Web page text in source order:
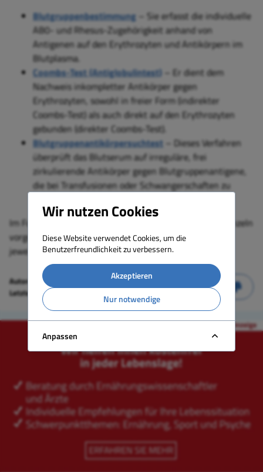
Blutgruppenbestimmung – Sie erfasst die individuelle
AB0- und Rhesus-Zugehörigkeit anhand von
Antigenen auf den Erythrozyten und Antikörpern im
Blutplasma.
Coombs-Test (Antiglobulintest)
– Er dient dem
Nachweis inkompletter Antikörper gegen
Erythrozyten, sowohl in freier Form (indirekter
Coombs-Test) als auch direkt auf den Erythrozyten
gebunden (direkter Coombs-Test).
Blutgruppenantikörpersuchtest
– Dieses Verfahren
überprüft das Blutserum auf irreguläre, frei
zirkulierende Antikörper gegen Blutgruppenantigene,
die bei Transfusionen oder Schwangerschaften zu
Im Folgenden werden diese diagnostischen Verfahren einzeln
vorgestellt, ihre Durchführung beschrieben und ihre
jeweilige klinische Bedeutung erläutert.
Autoren:
Dr. med. Werner G. Gehring
Letzte Aktualisierung:
Wir nutzen Cookies
Diese Website verwendet Cookies, um die
Benutzerfreundlichkeit zu verbessern.
Akzeptieren
Nur notwendige
Anpassen